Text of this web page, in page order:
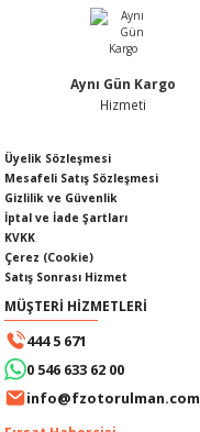
KAPAĞI
Aynı Gün Kargo
Hizmeti
Üyelik Sözleşmesi
Mesafeli Satış Sözleşmesi
Gizlilik ve Güvenlik
İptal ve İade Şartları
KVKK
Çerez (Cookie)
Satış Sonrası Hizmet
MÜŞTERİ HİZMETLERİ
444 5 671
0 546 633 62 00
info@fzotorulman.com